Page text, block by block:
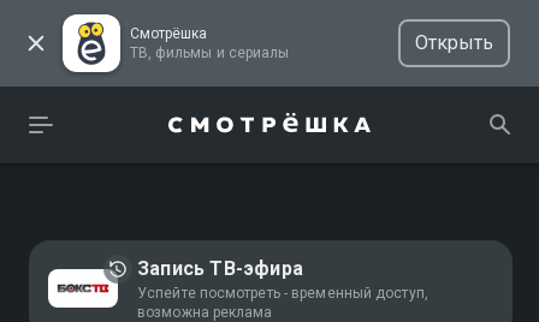
Смотрёшка
ТВ, фильмы и сериалы
Открыть
Запись ТВ-эфира
Успейте посмотреть - временный доступ,
возможна реклама